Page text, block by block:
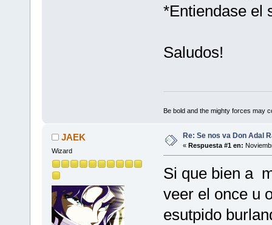
*Entiendase el
Saludos!
Be bold and the mighty forces may
JAEK
Wizard
Re: Se nos va Don Adal
« Respuesta #1 en:
Si que bien a
veer el once u
esutpido